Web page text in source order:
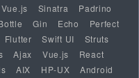
Vue.js Sinatra
Padrino
Gin Echo
Perfect
Flutter Swift UI
Struts
Ajax Vue.js
React
AIX HP-UX
Android